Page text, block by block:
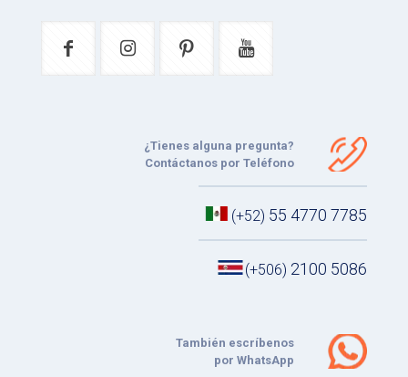
¿Tienes alguna pregunta?
Contáctanos por Teléfono
(+52) 55 4770 7785
(+506) 2100 5086
También escríbenos
por WhatsApp